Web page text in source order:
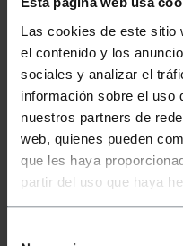
Las cookies de este sitio
el contenido y los
sociales y analizar el
información sobre el uso
nuestros partners de
web, quienes pueden
que les haya
partir del uso que haya
Mots clés
Vous n'avez pas
cherchiez? Ces
adaptateur de disque
adaptateur ssd 3.5
SSD disque